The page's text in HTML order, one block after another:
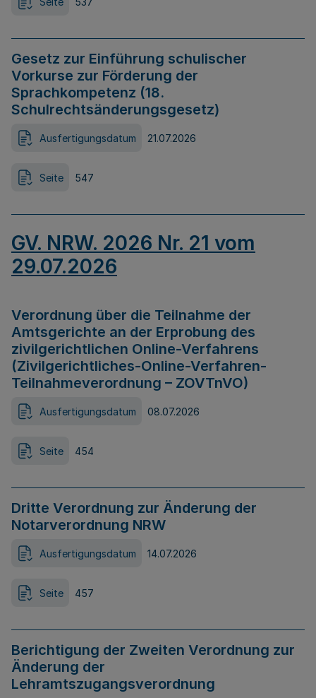
Gesetz zur Einführung schulischer
Vorkurse zur Förderung der
Sprachkompetenz (18.
Schulrechtsänderungsgesetz)
Ausfertigungsdatum 21.07.2026
Seite 547
GV. NRW. 2026 Nr. 21 vom
29.07.2026
Verordnung über die Teilnahme der
Amtsgerichte an der Erprobung des
zivilgerichtlichen Online-Verfahrens
(Zivilgerichtliches-Online-Verfahren-
Teilnahmeverordnung – ZOVTnVO)
Ausfertigungsdatum 08.07.2026
Seite 454
Dritte Verordnung zur Änderung der
Notarverordnung NRW
Ausfertigungsdatum 14.07.2026
Seite 457
Berichtigung der Zweiten Verordnung zur
Änderung der
Lehramtszugangsverordnung